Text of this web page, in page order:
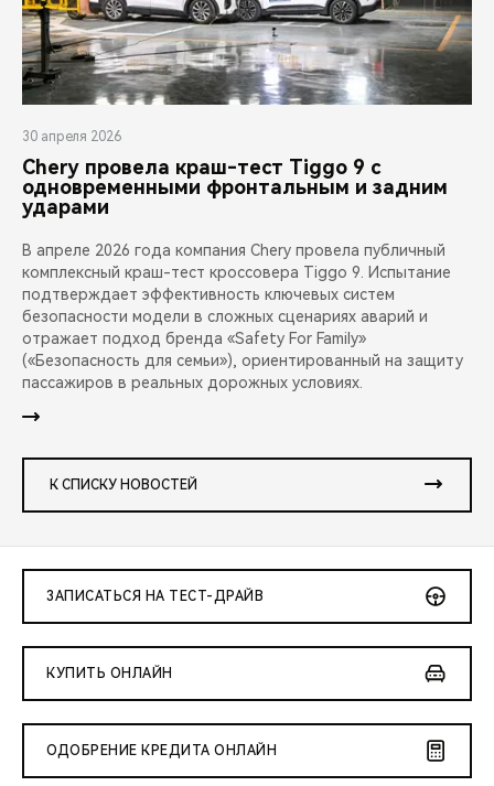
30 апреля 2026
Chery провела краш-тест Tiggo 9 с
одновременными фронтальным и задним
ударами
В апреле 2026 года компания Chery провела публичный
комплексный краш-тест кроссовера Tiggo 9. Испытание
подтверждает эффективность ключевых систем
безопасности модели в сложных сценариях аварий и
отражает подход бренда «Safety For Family»
(«Безопасность для семьи»), ориентированный на защиту
пассажиров в реальных дорожных условиях.
К СПИСКУ НОВОСТЕЙ
ЗАПИСАТЬСЯ НА ТЕСТ-ДРАЙВ
КУПИТЬ ОНЛАЙН
ОДОБРЕНИЕ КРЕДИТА ОНЛАЙН